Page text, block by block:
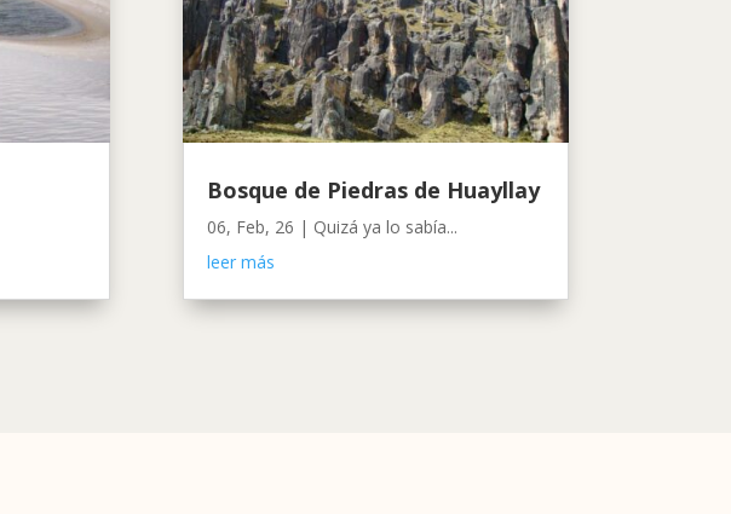
Bosque de Piedras de Huayllay
06, Feb, 26 | Quizá ya lo sabía...
leer más